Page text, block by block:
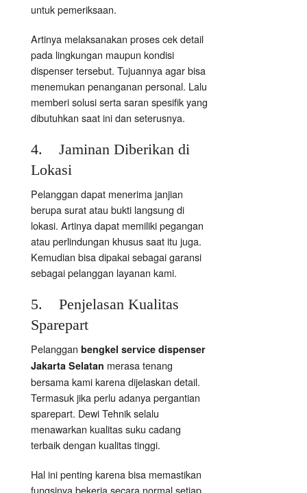
untuk pemeriksaan.
Artinya melaksanakan proses cek detail
pada lingkungan maupun kondisi
dispenser tersebut. Tujuannya agar bisa
menemukan penanganan personal. Lalu
memberi solusi serta saran spesifik yang
dibutuhkan saat ini dan seterusnya.
4. Jaminan Diberikan di
Lokasi
Pelanggan dapat menerima janjian
berupa surat atau bukti langsung di
lokasi. Artinya dapat memiliki pegangan
atau perlindungan khusus saat itu juga.
Kemudian bisa dipakai sebagai garansi
sebagai pelanggan layanan kami.
5. Penjelasan Kualitas
Sparepart
Pelanggan bengkel service dispenser
Jakarta Selatan merasa tenang
bersama kami karena dijelaskan detail.
Termasuk jika perlu adanya pergantian
sparepart. Dewi Tehnik selalu
menawarkan kualitas suku cadang
terbaik dengan kualitas tinggi.
Hal ini penting karena bisa memastikan
fungsinya bekerja secara normal setiap